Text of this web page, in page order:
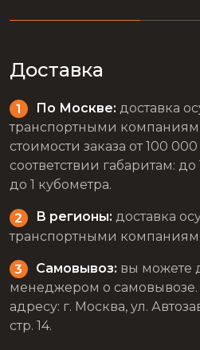
Доставка
По Москве: доставка
транспортными
стоимости заказа от 100
соответствии габаритам:
до 1 кубометра.
В регионы: доставка
транспортными
Самовывоз: вы можете
менеджером о
адресу: г. Москва, ул.
стр. 14.